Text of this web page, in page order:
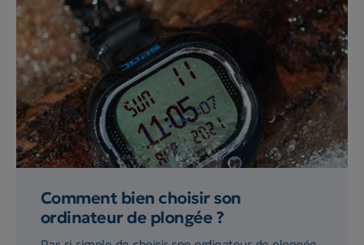
Comment bien choisir son
ordinateur de plongée ?